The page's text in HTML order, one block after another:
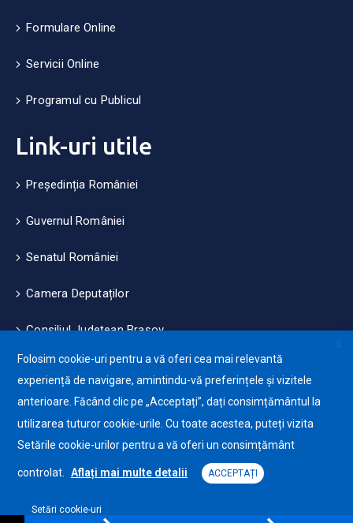
Formulare Online
Servicii Online
Programul cu Publicul
Link-uri utile
Președinția României
Guvernul României
Senatul României
Camera Deputaților
Consiliul Județean Brașov
Măsuri de mediu și climă
Protecția datelor cu caracter personale (GDPR)
Politica de utilizare a Cookie-urilor
Primăria Orașului Ghimbav © 2025. Toate drepturile
X
Folosim cookie-uri pentru a vă oferi cea mai relevantă
experiență de navigare, amintindu-vă preferințele și vizitele
anterioare. Făcând clic pe „Acceptați”, dați consimțământul la
utilizarea tuturor cookie-urile. Cu toate acestea, puteți vizita
Setările cookie-urilor pentru a vă oferi un consimțământ
controlat. Aflați mai multe detalii ACCEPTAȚI
Setări cookie-uri